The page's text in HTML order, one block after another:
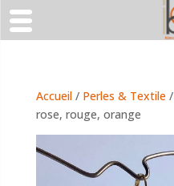
Accueil/ Perles & Textile/
rose, rouge, orange